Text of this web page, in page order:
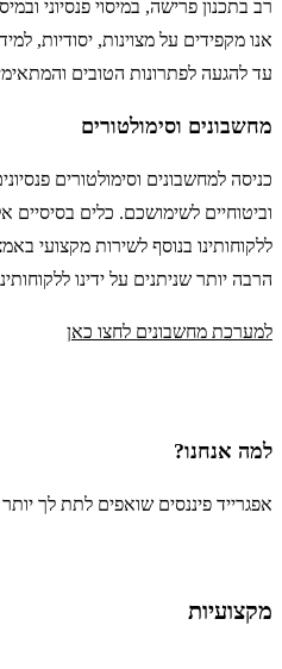
רב בתכנון פרישה, במיסוי פנסיוני
אנו מקפידים על מצוינות, יסודיות,
עד להגעה לפתרונות הטובים
מחשבונים וסימולטורים
כניסה למחשבונים וסימולטורים
וביטוחיים לשימושכם. כלים בסיסיים
ללקוחותינו בנוסף לשירות מקצועי
הרבה יותר שניתנים על ידינו
למערכת מחשבונים לחצו כאן
למה אנחנו?
אפגרייד פיננסים שואפים לתת לך יותר
מקצועיות